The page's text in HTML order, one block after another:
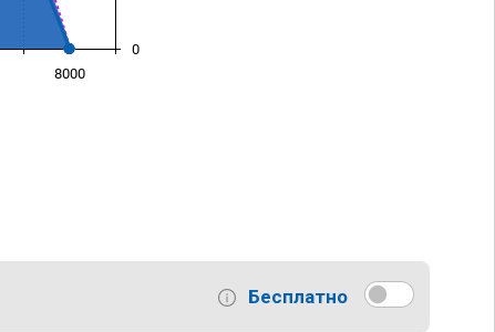
8000
0
Бесплатно